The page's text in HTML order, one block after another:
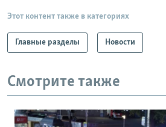
Этот контент также в категориях
Главные разделы Новости
Смотрите также